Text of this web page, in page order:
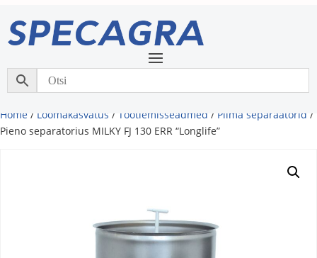
Home / Loomakasvatus / Töötlemisseadmed / Piima separaatorid /
Pieno separatorius MILKY FJ 130 ERR “Longlife”